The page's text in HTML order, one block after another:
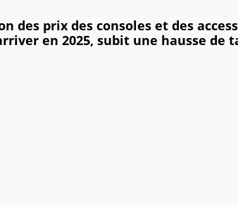
des prix des consoles et des
en 2025, subit une hausse de